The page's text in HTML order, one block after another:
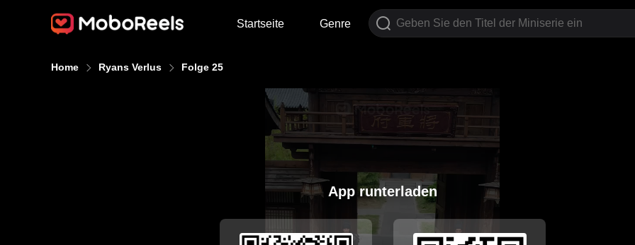
Startseite Genre
Home Ryans Verlus Folge 25
App runterladen